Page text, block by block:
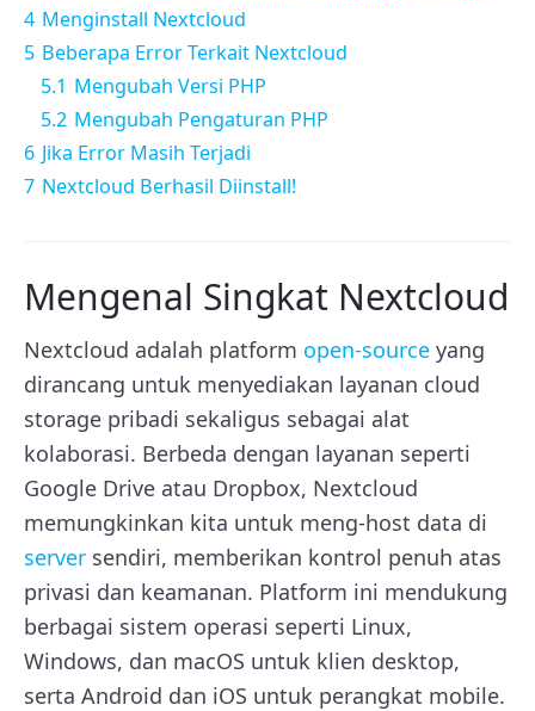
4 Menginstall Nextcloud
5 Beberapa Error Terkait Nextcloud
5.1 Mengubah Versi PHP
5.2 Mengubah Pengaturan PHP
6 Jika Error Masih Terjadi
7 Nextcloud Berhasil Diinstall!
Mengenal Singkat Nextcloud
Nextcloud adalah platform open-source yang
dirancang untuk menyediakan layanan cloud
storage pribadi sekaligus sebagai alat
kolaborasi. Berbeda dengan layanan seperti
Google Drive atau Dropbox, Nextcloud
memungkinkan kita untuk meng-host data di
server sendiri, memberikan kontrol penuh atas
privasi dan keamanan. Platform ini mendukung
berbagai sistem operasi seperti Linux,
Windows, dan macOS untuk klien desktop,
serta Android dan iOS untuk perangkat mobile.